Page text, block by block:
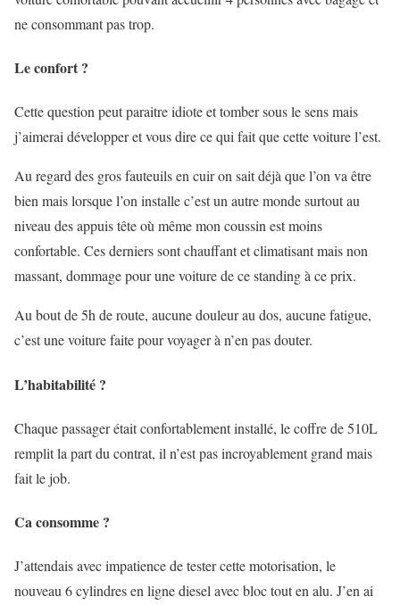
ne consommant pas trop.
Le confort ?
Cette question peut paraitre idiote et tomber sous le sens mais
j’aimerai développer et vous dire ce qui fait que cette voiture l’est.
Au regard des gros fauteuils en cuir on sait déjà que l’on va être
bien mais lorsque l’on installe c’est un autre monde surtout au
niveau des appuis tête où même mon coussin est moins
confortable. Ces derniers sont chauffant et climatisant mais non
massant, dommage pour une voiture de ce standing à ce prix.
Au bout de 5h de route, aucune douleur au dos, aucune fatigue,
c’est une voiture faite pour voyager à n’en pas douter.
L’habitabilité ?
Chaque passager était confortablement installé, le coffre de 510L
remplit la part du contrat, il n’est pas incroyablement grand mais
fait le job.
Ca consomme ?
J’attendais avec impatience de tester cette motorisation, le
nouveau 6 cylindres en ligne diesel avec bloc tout en alu. J’en ai